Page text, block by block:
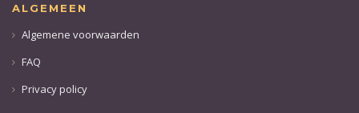
ALGEMEEN
Algemene voorwaarden
FAQ
Privacy policy